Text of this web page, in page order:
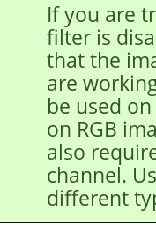
If you are
filter is
that the
are
be used
on RGB
also
channel.
different